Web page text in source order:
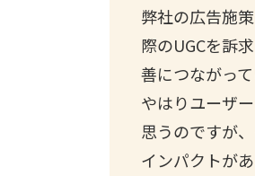
弊社の広告施
際のUGCを訴
善につながっ
やはりユーザ
思うのですが
インパクトが